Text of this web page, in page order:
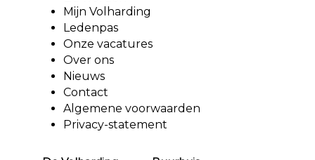
Mijn Volharding
Ledenpas
Onze vacatures
Over ons
Nieuws
Contact
Algemene voorwaarden
Privacy-statement